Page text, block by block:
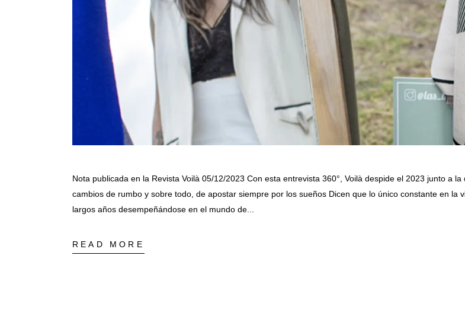
Nota publicada en la Revista Voilà 05/12/2023 Con esta entrevista 360°, Voilà despide el 2023 junto a
cambios de rumbo y sobre todo, de apostar siempre por los sueños Dicen que lo único constante en la
largos años desempeñándose en el mundo de
READ MORE